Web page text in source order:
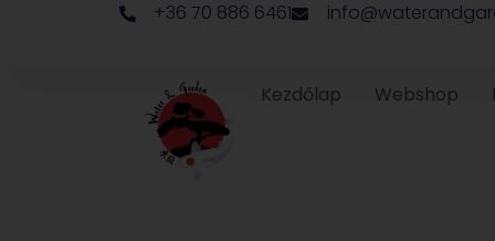
+36 70 886 6461
Kezdőlap Webshop